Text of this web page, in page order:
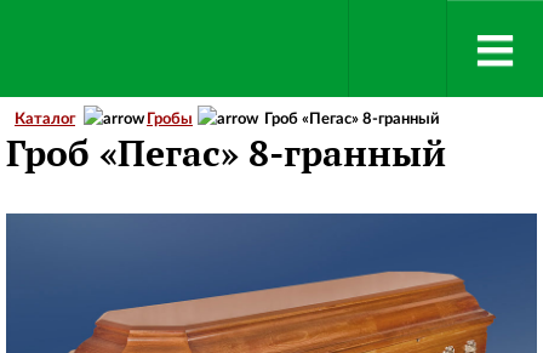
Каталог Гробы Гроб «Пегас» 8-гранный
Гроб «Пегас» 8-гранный